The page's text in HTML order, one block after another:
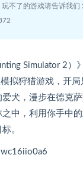
玩不了的游戏请告诉我
Simulator 2）
拟狩猎游戏，开
犬，漫步在德克
中，利用你手中
。